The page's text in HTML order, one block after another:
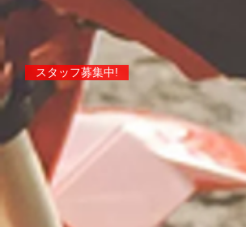
スタッフ募集中!